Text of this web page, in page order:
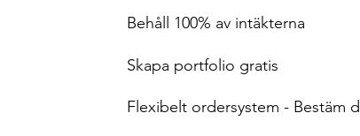
Behåll 100% av intäkterna
Skapa portfolio gratis
Flexibelt ordersystem - Bestäm